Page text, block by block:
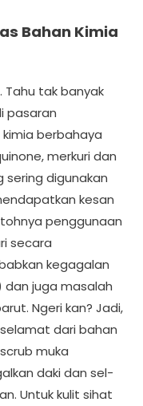
Bahan Kimia
Tahu tak banyak
pasaran
berbahaya
merkuri dan
digunakan
kesan
penggunaan
secara
kegagalan
juga masalah
Ngeri kan? Jadi,
dari bahan
muka
daki dan sel-
Untuk kulit sihat